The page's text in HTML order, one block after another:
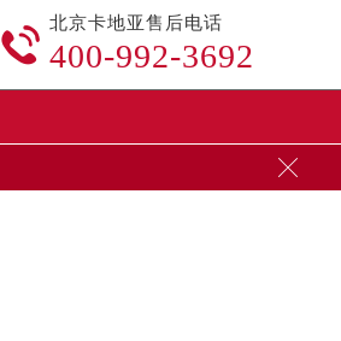

北京卡地亚售后电话
400-992-3692
